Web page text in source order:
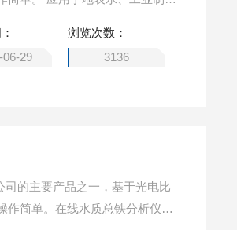
防控重金属项目。
06-29
浏览次数：
3136
的主要产品之一，基于光电比
作简单。在线水质总铁分析仪专